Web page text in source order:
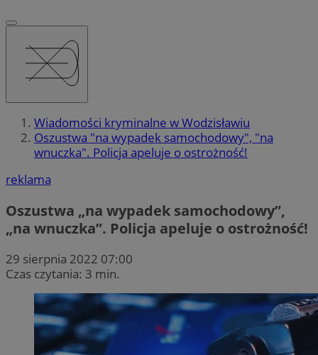
Wiadomości kryminalne w Wodzisławiu
Oszustwa "na wypadek samochodowy", "na
wnuczka". Policja apeluje o ostrożność!
reklama
Oszustwa „na wypadek samochodowy”,
„na wnuczka”. Policja apeluje o ostrożność!
29 sierpnia 2022 07:00
Czas czytania: 3 min.